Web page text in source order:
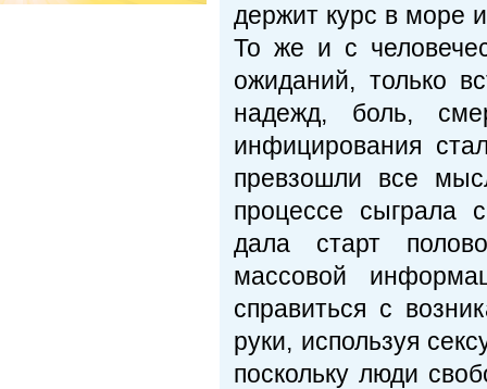
держит курс в море
То же и с
ожиданий, только
надежд, боль,
инфицирования
превзошли все
процессе сыграла
дала старт
массовой
справиться с
руки, используя
поскольку люди